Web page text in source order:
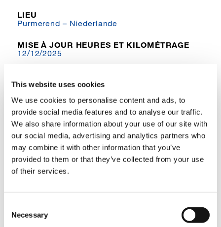
This website uses cookies
We use cookies to personalise content and ads, to
provide social media features and to analyse our traffic.
We also share information about your use of our site with
our social media, advertising and analytics partners who
may combine it with other information that you’ve
provided to them or that they’ve collected from your use
of their services.
Selection
Necessary
LIEU
Purmerend – Niederlande
MISE À JOUR HEURES ET KILOMÉTRAGE
12/12/2025
CHÂSSIS
3a
KILOMÉTRAGE
225000
TOURELLE